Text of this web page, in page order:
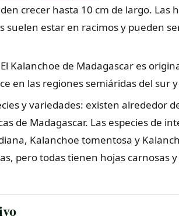
crecer hasta 10 cm de largo. Las
suelen estar en racimos y pueden
Kalanchoe de Madagascar es
en las regiones semiáridas del sur
y variedades: existen alrededor
de Madagascar. Las especies de
Kalanchoe tomentosa y
pero todas tienen hojas carnosas